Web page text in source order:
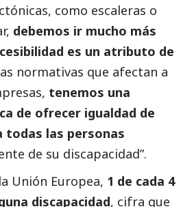
como escaleras o
debemos ir mucho más
es un atributo de
normativas que afectan a
tenemos una
de ofrecer igualdad de
todas las personas
de su discapacidad”.
Unión Europea, 1 de cada 4
discapacidad, cifra que